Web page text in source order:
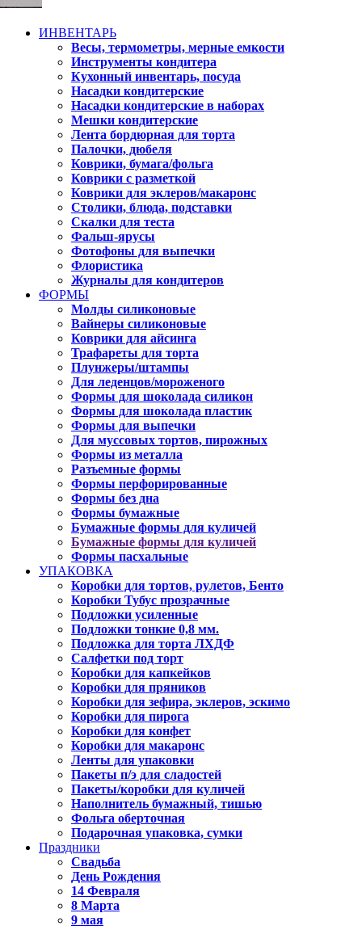
ИНВЕНТАРЬ
Весы, термометры, мерные емкости
Инструменты кондитера
Кухонный инвентарь, посуда
Насадки кондитерские
Насадки кондитерские в наборах
Мешки кондитерские
Лента бордюрная для торта
Палочки, дюбеля
Коврики, бумага/фольга
Коврики с разметкой
Коврики для эклеров/макаронс
Столики, блюда, подставки
Скалки для теста
Фальш-ярусы
Фотофоны для выпечки
Флористика
Журналы для кондитеров
ФОРМЫ
Молды силиконовые
Вайнеры силиконовые
Коврики для айсинга
Трафареты для торта
Плунжеры/штампы
Для леденцов/мороженого
Формы для шоколада силикон
Формы для шоколада пластик
Формы для выпечки
Для муссовых тортов, пирожных
Формы из металла
Разъемные формы
Формы перфорированные
Формы без дна
Формы бумажные
Бумажные формы для куличей
Бумажные формы для куличей
Формы пасхальные
УПАКОВКА
Коробки для тортов, рулетов, Бенто
Коробки Тубус прозрачные
Подложки усиленные
Подложки тонкие 0,8 мм.
Подложка для торта ЛХДФ
Салфетки под торт
Коробки для капкейков
Коробки для пряников
Коробки для зефира, эклеров, эскимо
Коробки для пирога
Коробки для конфет
Коробки для макаронс
Ленты для упаковки
Пакеты п/э для сладостей
Пакеты/коробки для куличей
Наполнитель бумажный, тишью
Фольга оберточная
Подарочная упаковка, сумки
Праздники
Свадьба
День Рождения
14 Февраля
8 Марта
9 мая